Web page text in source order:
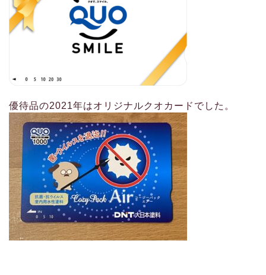
優待品の2021年はオリジナルクオカードでした。